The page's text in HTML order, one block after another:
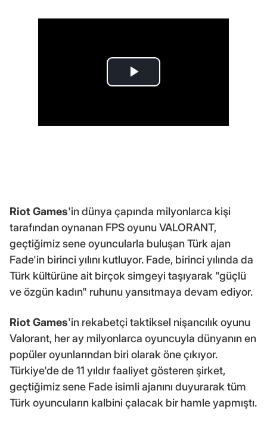
Riot Games'in dünya çapında milyonlarca kişi
tarafından oynanan FPS oyunu VALORANT,
geçtiğimiz sene oyuncularla buluşan Türk ajan
Fade'in birinci yılını kutluyor. Fade, birinci yılında da
Türk kültürüne ait birçok simgeyi taşıyarak "güçlü
ve özgün kadın" ruhunu yansıtmaya devam ediyor.
Riot Games'in rekabetçi taktiksel nişancılık oyunu
Valorant, her ay milyonlarca oyuncuyla dünyanın en
popüler oyunlarından biri olarak öne çıkıyor.
Türkiye'de de 11 yıldır faaliyet gösteren şirket,
geçtiğimiz sene Fade isimli ajanını duyurarak tüm
Türk oyuncuların kalbini çalacak bir hamle yapmıştı.